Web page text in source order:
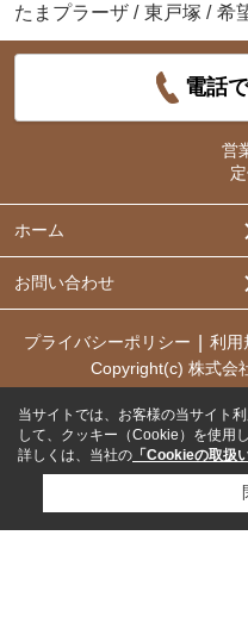
たまプラーザ / 東戸塚 / 希
電話
営
ホーム
お問い合わせ
プライバシーポリシー 利用
Copyright(c) 株式会
当サイトでは、お客様の当サイト
して、クッキー（Cookie）を使用し
詳しくは、当社の 「Cookieの取扱